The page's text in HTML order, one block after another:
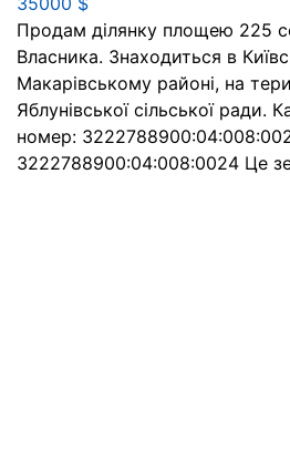
Продам ділянку площею 225
Власника. Знаходиться в
Макарівському районі, на
Яблунівської сільської ради.
номер:
3222788900:04:008:0024 Це